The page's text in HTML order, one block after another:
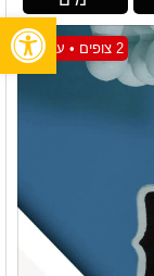
2 צופים • עכשיו